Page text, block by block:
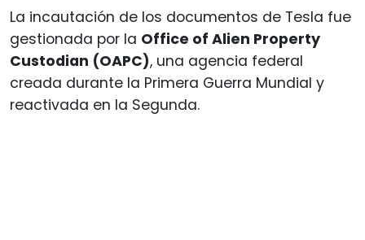
La incautación de los documentos de Tesla fue
gestionada por la Office of Alien Property
Custodian (OAPC), una agencia federal
creada durante la Primera Guerra Mundial y
reactivada en la Segunda.